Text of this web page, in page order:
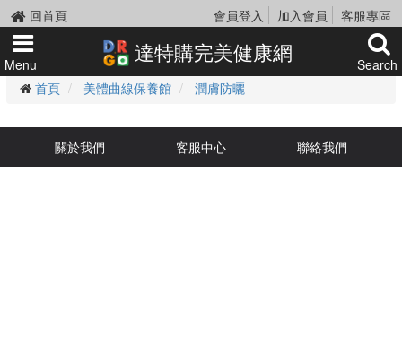
回首頁 會員登入 加入會員 客服專區
Menu 達特購完美健康網
Search
首頁
美體曲線保養館 潤膚防曬
關於我們 客服中心 聯絡我們